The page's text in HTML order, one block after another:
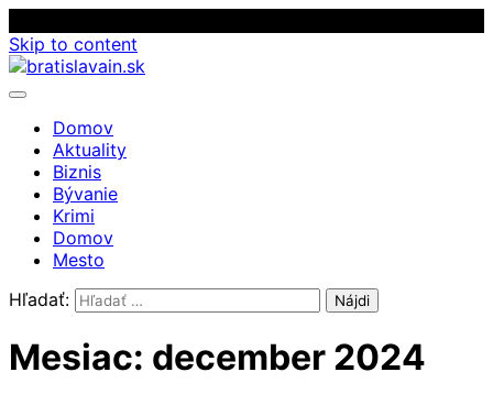
Skip to content
Domov
Aktuality
Biznis
Bývanie
Krimi
Domov
Mesto
Hľadať:
Mesiac: december 2024